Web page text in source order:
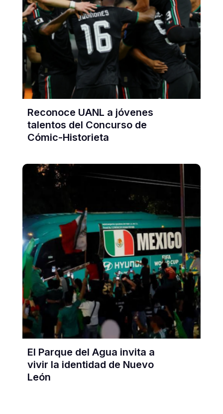
Reconoce UANL a jóvenes
talentos del Concurso de
Cómic-Historieta
El Parque del Agua invita a
vivir la identidad de Nuevo
León